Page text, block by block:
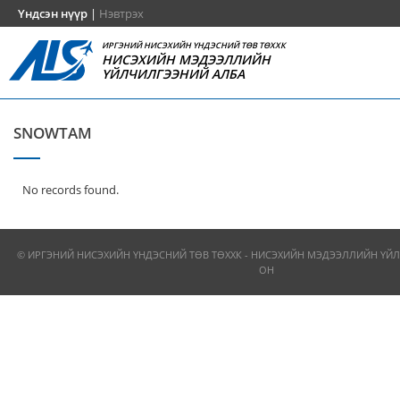
Үндсэн нүүр | Нэвтрэх
ИРГЭНИЙ НИСЭХИЙН ҮНДЭСНИЙ ТӨВ ТӨХХК
НИСЭХИЙН МЭДЭЭЛЛИЙН
ҮЙЛЧИЛГЭЭНИЙ АЛБА
SNOWTAM
No records found.
© ИРГЭНИЙ НИСЭХИЙН ҮНДЭСНИЙ ТӨВ ТӨХХК - НИСЭХИЙН МЭДЭЭЛЛИЙН
ОН